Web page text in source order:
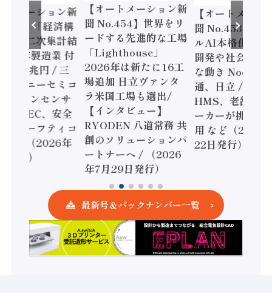
トメーション新
】「経済構
調査二次集計結
年製造業 付
額86兆円 / 三
とソニーセミコ
ジョンセンサ
/ IDEC、安全
すセーフティコ
ーラ（2026年
発行）
【オートメーション新
聞 No.454】世界をリ
ードする先進的な工場
「Lighthouse」
2026年は新たに16工
場追加 日立ヴァンタ
ラ米国工場も選出/
【インタビュー】
RYODEN 八道常務 共
創のソリューションパ
ートナーへ / （2026
年7月29日発行）
【オートメーシ
聞 No.453】フ
ルAI本格化へ
開発や社会実装
な動き Noetra
通、日立 / 兵神
HMS、老舗ポ
ーカーが挑むデ
用 など（2026
22日発行）
最新号＆バックナンバー一覧